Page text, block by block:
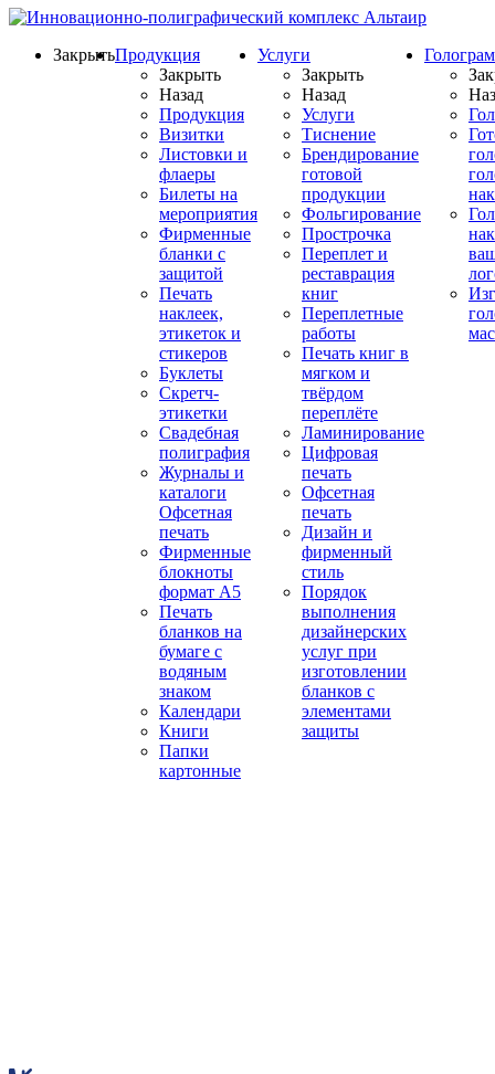
ЗакрытьПродукция
Закрыть
Назад
Продукция
Визитки
Листовки и
флаеры
Билеты на
мероприятия
Фирменные
бланки с
защитой
Печать
наклеек,
этикеток и
стикеров
Буклеты
Скретч-
этикетки
Свадебная
полиграфия
Журналы и
каталоги
Офсетная
печать
Фирменные
блокноты
формат А5
Печать
бланков на
бумаге с
водяным
знаком
Календари
Книги
Папки
картонные
Услуги
Закрыть
Назад
Услуги
Тиснение
Брендирование
готовой
продукции
Фольгирование
Прострочка
Переплет и
реставрация
книг
Переплетные
работы
Печать книг в
мягком и
твёрдом
переплёте
Ламинирование
Цифровая
печать
Офсетная
печать
Дизайн и
фирменный
стиль
Порядок
выполнения
дизайнерских
услуг при
изготовлении
бланков с
элементами
защиты